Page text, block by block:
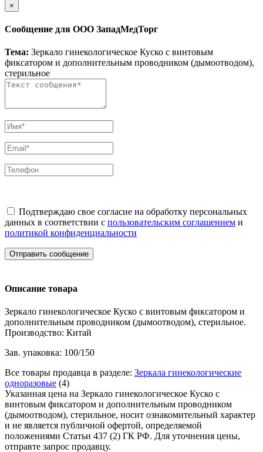
×
Сообщение для ООО ЗападМедТорг
Тема: Зеркало гинекологическое Куско с винтовым
фиксатором и дополнительным проводником (дымоотводом),
стерильное
Подтверждаю свое согласие на обработку персональных
данных в соответствии с пользовательским соглашением и
политикой конфиденциальности
Отправить сообщение
Описание товара
Зеркало гинекологическое Куско с винтовым фиксатором и
дополнительным проводником (дымоотводом), стерильное.
Производство: Китай
Зав. упаковка: 100/150
Все товары продавца в разделе: Зеркала гинекологические
одноразовые (4)
Указанная цена на Зеркало гинекологическое Куско с
винтовым фиксатором и дополнительным проводником
(дымоотводом), стерильное, носит ознакомительный характер
и не является публичной офертой, определяемой
положениями Статьи 437 (2) ГК РФ. Для уточнения цены,
отправте запрос продавцу.